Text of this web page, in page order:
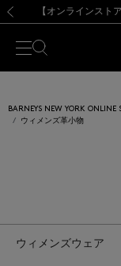
【夏季休業に
熊本県を中心と
【開催中
【夏季休業に
BARNEYS NEW YORK ONLINE
ウィメンズ革小物
ウィメンズウェア